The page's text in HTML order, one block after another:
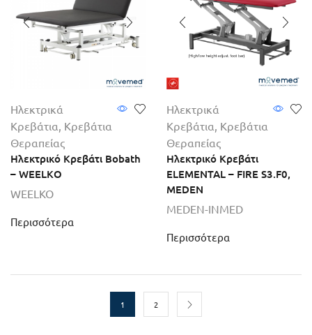
Ηλεκτρικά
Κρεβάτια, Κρεβάτια
Θεραπείας
Ηλεκτρικό Κρεβάτι Bobath
– WEELKO
WEELKO
Περισσότερα
Ηλεκτρικά
Κρεβάτια, Κρεβάτια
Θεραπείας
Ηλεκτρικό Κρεβάτι
ELEMENTAL – FIRE S3.F0,
MEDEN
MEDEN-INMED
Περισσότερα
1 2